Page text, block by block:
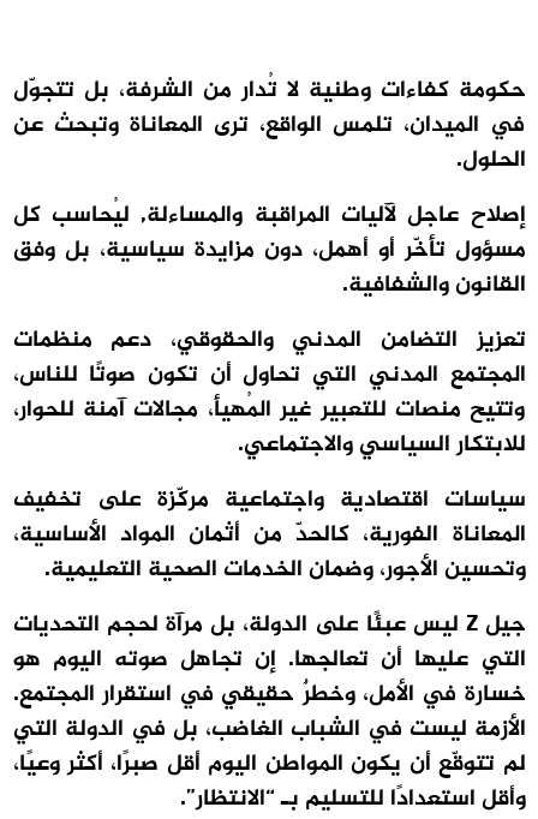
حكومة كفاءات وطنية لا تُدار من الشرفة، بل تتجوّل
في الميدان، تلمس الواقع، ترى المعاناة وتبحث عن
الحلول.
إصلاح عاجل لآليات المراقبة والمساءلة, ليُحاسب كل
مسؤول تأخّر أو أهمل، دون مزايدة سياسية، بل وفق
القانون والشفافية.
تعزيز التضامن المدني والحقوقي، دعم منظمات
المجتمع المدني التي تحاول أن تكون صوتًا للناس،
وتتيح منصات للتعبير غير المُهيأ، مجالات آمنة للحوار،
للابتكار السياسي والاجتماعي.
سياسات اقتصادية واجتماعية مركّزة على تخفيف
المعاناة الفورية، كالحدّ من أثمان المواد الأساسية،
وتحسين الأجور، وضمان الخدمات الصحية التعليمية.
جيل Z ليس عبئًا على الدولة، بل مرآة لحجم التحديات
التي عليها أن تعالجها. إن تجاهل صوته اليوم هو
خسارة في الأمل، وخطرٌ حقيقي في استقرار المجتمع.
الأزمة ليست في الشباب الغاضب، بل في الدولة التي
لم تتوقّع أن يكون المواطن اليوم أقل صبرًا، أكثر وعيًا،
وأقل استعدادًا للتسليم بـ “الانتظار”.